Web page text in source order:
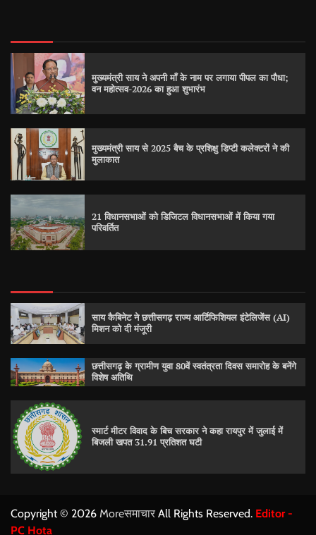
मुख्यमंत्री साय ने अपनी माँ के नाम पर लगाया पीपल का पौधा;
वन महोत्सव-2026 का हुआ शुभारंभ
मुख्यमंत्री साय से 2025 बैच के प्रशिक्षु डिप्टी कलेक्टरों ने की
मुलाकात
21 विधानसभाओं को डिजिटल विधानसभाओं में किया गया
परिवर्तित
साय कैबिनेट ने छत्तीसगढ़ राज्य आर्टिफिशियल इंटेलिजेंस (AI)
मिशन को दी मंजूरी
छत्तीसगढ़ के ग्रामीण युवा 80वें स्वतंत्रता दिवस समारोह के बनेंगे
विशेष अतिथि
स्मार्ट मीटर विवाद के बिच सरकार ने कहा रायपुर में जुलाई में
बिजली खपत 31.91 प्रतिशत घटी
Copyright © 2026 Moreसमाचार All Rights Reserved. Editor -
PC Hota